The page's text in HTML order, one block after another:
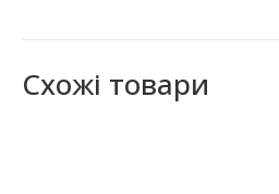
Схожі товари